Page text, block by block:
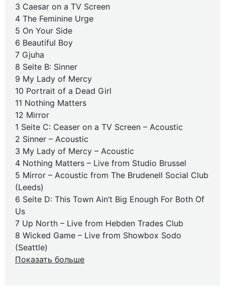
3 Caesar on a TV Screen
4 The Feminine Urge
5 On Your Side
6 Beautiful Boy
7 Gjuha
8 Seite B: Sinner
9 My Lady of Mercy
10 Portrait of a Dead Girl
11 Nothing Matters
12 Mirror
1 Seite C: Ceaser on a TV Screen – Acoustic
2 Sinner – Acoustic
3 My Lady of Mercy – Acoustic
4 Nothing Matters – Live from Studio Brussel
5 Mirror – Acoustic from The Brudenell Social Club
(Leeds)
6 Seite D: This Town Ain’t Big Enough For Both Of
Us
7 Up North – Live from Hebden Trades Club
8 Wicked Game – Live from Showbox Sodo
(Seattle)
Показать больше